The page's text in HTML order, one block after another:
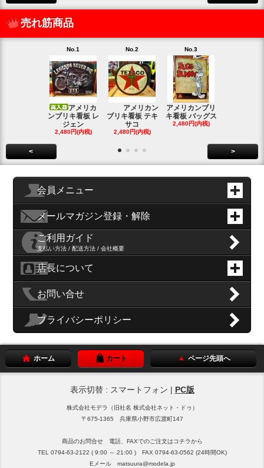
売れ筋商品
No.1
アメリカ
ンブリキ看板 レ
ジェン
2,480円(内税)
No.2
アメリカン
ブリキ看板 テキ
サコ
2,480円(内税)
No.3
アメリカンブリ
キ看板 バッグス
2,480円(内税)
< >
会員メニュー
メールマガジン登録・解除
ご利用ガイド
支払い方法 / 配送方法 / 会社概要
店長について
お問い合せ
プライバシーポリシー
ホーム カート ページ先頭へ
表示切替 : スマートフォン | PC版
株式会社モデラ（旧社名 株式会社ネット・ドゥ）
〒675-1365 兵庫県小野市広渡町147
商品のお問合せ 電話、FAXでのご注文はコチラから
TEL 0794-63-2122 ( 9:00 ～ 21:00 ) FAX 0794-63-0562 (24時間OK)
Eメール matsuura@modela.jp